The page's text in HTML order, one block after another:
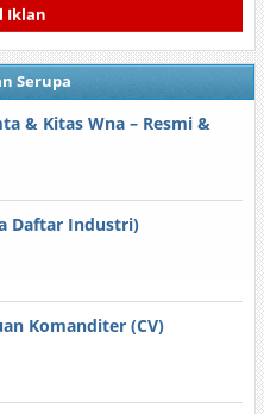
Iklan
Serupa
& Kitas Wna – Resmi &
Daftar Industri)
Komanditer (CV)